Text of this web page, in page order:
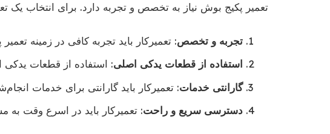
تعمیر پکیج بوش نیاز به تخصص و تجربه دارد. برای انتخاب یک
تجربه و تخصص: تعمیرکار باید تجربه کافی در زمینه
استفاده از قطعات یدکی اصلی: استفاده از قطعات یدکی
گارانتی خدمات: تعمیرکار باید گارانتی برای خدمات
دسترسی سریع و راحت: تعمیرکار باید در اسرع وقت